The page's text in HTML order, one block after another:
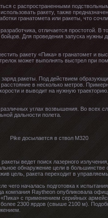
с распространенными
ракету, также
гранатомета или ракеты, что
отличается простотой. В
Для проведения запуска нужны
ракету «Пика» в гранатомет и
может выполнять выстрел при
ракеты. Под действием
в несколько метров.
и выводит на нужную
углах возвышения. Во всех
дальности полета.
Pike досылается в ствол M320
ведет поиск лазерного
обнаружение цели в
цель, ракета переходит в
чего началась подготовка к
компания Raytheon опубликовала
с применением серийных
2300 ярдов (свыше 2100 м).